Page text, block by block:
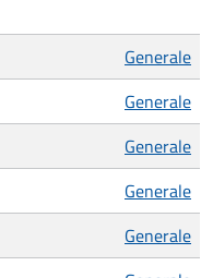
Generale
Generale
Generale
Generale
Generale